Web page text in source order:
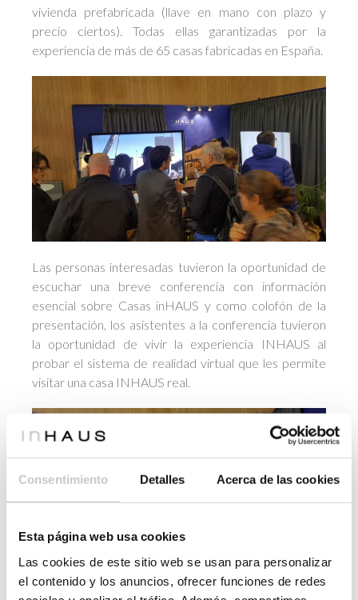
Consentimiento Detalles Acerca de las cookies
Esta página web usa cookies
Las cookies de este sitio web se usan para personalizar
el contenido y los anuncios, ofrecer funciones de redes
vivienda prefabricada (llave en mano con plazo y
precio ciertos). Todas ellas garantizadas por la
experiencia de más de 65 casas fabricadas en España.
Las personas interesadas tuvieron la oportunidad de
escuchar una breve conferencia con información
esencial sobre Casas inHAUS y como colofón de la
presentación, los asistentes a la conferencia tuvieron
la oportunidad de vivir la experiencia INHAUS al
probar el sistema de realidad virtual que les permite
visitar una casa INHAUS real.